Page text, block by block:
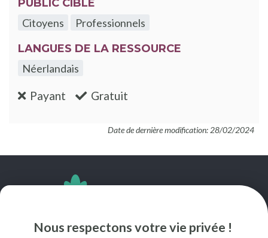
Nous respectons votre vie privée !
PUBLIC CIBLE
Citoyens
Professionnels
LANGUES DE LA RESSOURCE
Néerlandais
Payant :non Gratuit
Date de dernière modification: 28/02/2024